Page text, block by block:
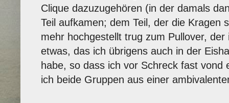
Clique dazuzugehören (in der damals
Teil aufkamen; dem Teil, der die Kragen
mehr hochgestellt trug zum Pullover,
etwas, das ich übrigens auch in der
habe, so dass ich vor Schreck fast vond
ich beide Gruppen aus einer